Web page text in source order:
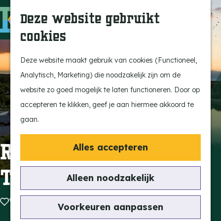
Deze website gebruikt
cookies
Deze website maakt gebruik van cookies (Functioneel,
Analytisch, Marketing) die noodzakelijk zijn om de
website zo goed mogelijk te laten functioneren. Door op
accepteren te klikken, geef je aan hiermee akkoord te
gaan.
Alles accepteren
Alleen noodzakelijk
Voorkeuren aanpassen
G
a
n
a
a
r
d
e
h
o
m
e
a
v
i
e
o
a
M
Laat je inspireren
Actief beleven
Ervaar het échte
dorpsgevoel
Natuurgebieden
Vind je activiteit
Uitagenda
Tentoonstellingen &
Expositie
Fietsen
Recreatiepark
TerSpegelt
Voeg toe als favoriet
Voeg toe als favoriet